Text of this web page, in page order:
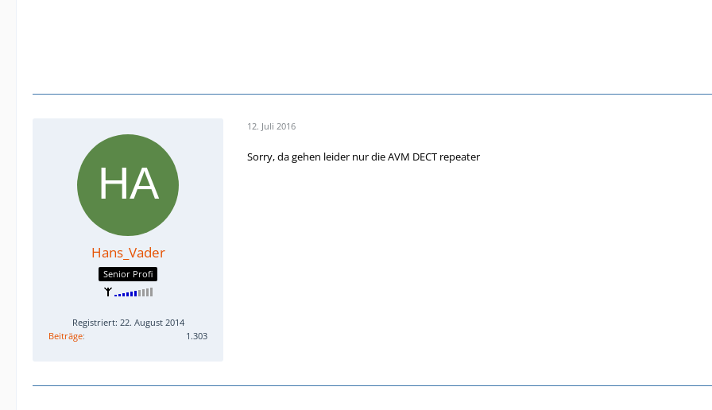
Hans_Vader
Senior Profi
Registriert: 22. August 2014
Beiträge
1.303
12. Juli 2016
Sorry, da gehen leider nur die AVM DECT repeater